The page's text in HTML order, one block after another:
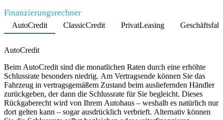
Finanzierungsrechner
AutoCredit ClassicCredit PrivatLeasing
AutoCredit
Beim AutoCredit sind die monatlichen Raten durch eine erhöhte
Schlussrate besonders niedrig. Am Vertragsende können Sie das
Fahrzeug in vertragsgemäßem Zustand beim ausliefernden Händler
zurückgeben, der dann die Schlussrate für Sie begleicht. Dieses
Rückgaberecht wird von Ihrem Autohaus – weshalb es natürlich nur
dort gelten kann – sogar ausdrücklich verbrieft. Alternativ können